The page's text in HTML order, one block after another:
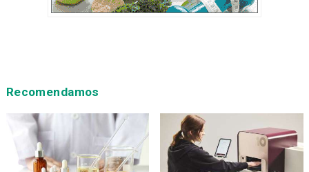
Recomendamos